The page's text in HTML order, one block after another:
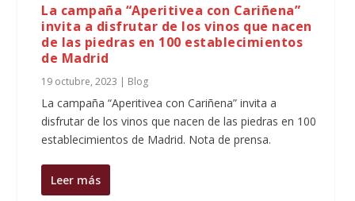
La campaña “Aperitivea con Cariñena”
invita a disfrutar de los vinos que nacen
de las piedras en 100 establecimientos
de Madrid
19 octubre, 2023 | Blog
La campaña “Aperitivea con Cariñena” invita a
disfrutar de los vinos que nacen de las piedras en 100
establecimientos de Madrid. Nota de prensa.
Leer más